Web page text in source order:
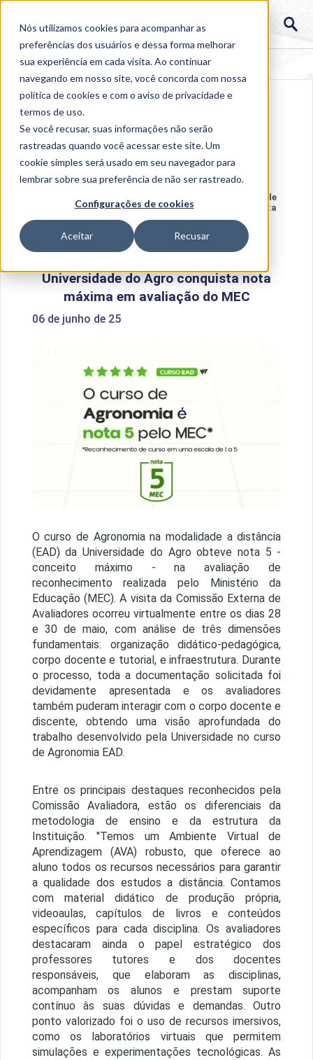
Nós utilizamos cookies para acompanhar as
preferências dos usuários e dessa forma melhorar
sua experiência em cada visita. Ao continuar
navegando em nosso site, você concorda com nossa
política de cookies e com o aviso deprivacidade e
termos de uso.
Se você recusar, suas informações não serão
rastreadas quando você acessar este site. Um
cookie simples será usado em seu navegador para
lembrar sobre sua preferência de não ser rastreado.
Configurações de cookies
Aceitar Recusar
Curso de
Agronomia EAD da Universidade do Agro conquista nota
máxima em avaliação do MEC
Universidade do Agro conquista nota
máxima em avaliação do MEC
06 de junho de 25
O curso de Agronomia na modalidade a distância
(EAD) da Universidade do Agro obteve nota 5 -
conceito máximo - na avaliação de
reconhecimento realizada pelo Ministério da
Educação (MEC). A visita da Comissão Externa de
Avaliadores ocorreu virtualmente entre os dias 28
e 30 de maio, com análise de três dimensões
fundamentais: organização didático-pedagógica,
corpo docente e tutorial, e infraestrutura. Durante
o processo, toda a documentação solicitada foi
devidamente apresentada e os avaliadores
também puderam interagir com o corpo docente e
discente, obtendo uma visão aprofundada do
trabalho desenvolvido pela Universidade no curso
de Agronomia EAD.
Entre os principais destaques reconhecidos pela
Comissão Avaliadora, estão os diferenciais da
metodologia de ensino e da estrutura da
Instituição. "Temos um Ambiente Virtual de
Aprendizagem (AVA) robusto, que oferece ao
aluno todos os recursos necessários para garantir
a qualidade dos estudos a distância. Contamos
com material didático de produção própria,
videoaulas, capítulos de livros e conteúdos
específicos para cada disciplina. Os avaliadores
destacaram ainda o papel estratégico dos
professores tutores e dos docentes
responsáveis, que elaboram as disciplinas,
acompanham os alunos e prestam suporte
contínuo às suas dúvidas e demandas. Outro
ponto valorizado foi o uso de recursos imersivos,
como os laboratórios virtuais que permitem
simulações e experimentações tecnológicas. As